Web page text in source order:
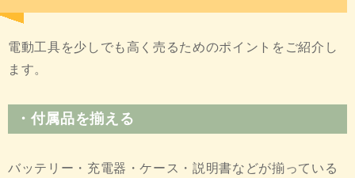
電動工具を少しでも高く売るためのポイントをご紹介し
ます。
・付属品を揃える
バッテリー・充電器・ケース・説明書などが揃っている